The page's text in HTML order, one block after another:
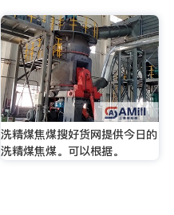
洗精煤焦煤搜好货网提供今日的
洗精煤焦煤。可以根据。